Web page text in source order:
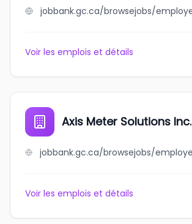
Voir les emplois et détails
Axis Meter Solutions Inc.
Voir les emplois et détails